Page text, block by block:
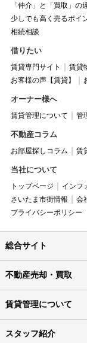
「仲介」と「買取」の
少しでも高く売るポイ
相続相談
借りたい
賃貸専門サイト 賃貸
お客様の声【賃貸】
オーナー様へ
賃貸管理について 管
不動産コラム
お部屋探しコラム 賃
当社について
トップページ インフ
さいたま市街情報
会
プライバシーポリシー
総合サイト
不動産売却・買取
賃貸管理について
スタッフ紹介